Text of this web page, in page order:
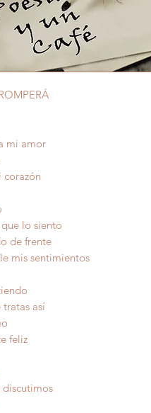
mi amor
corazón
lo siento
de frente
mis sentimientos
tratas así
feliz
discutimos